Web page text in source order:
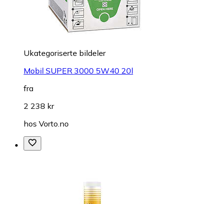
Ukategoriserte bildeler
Mobil SUPER 3000 5W40 20l
fra
2 238 kr
hos Vorto.no